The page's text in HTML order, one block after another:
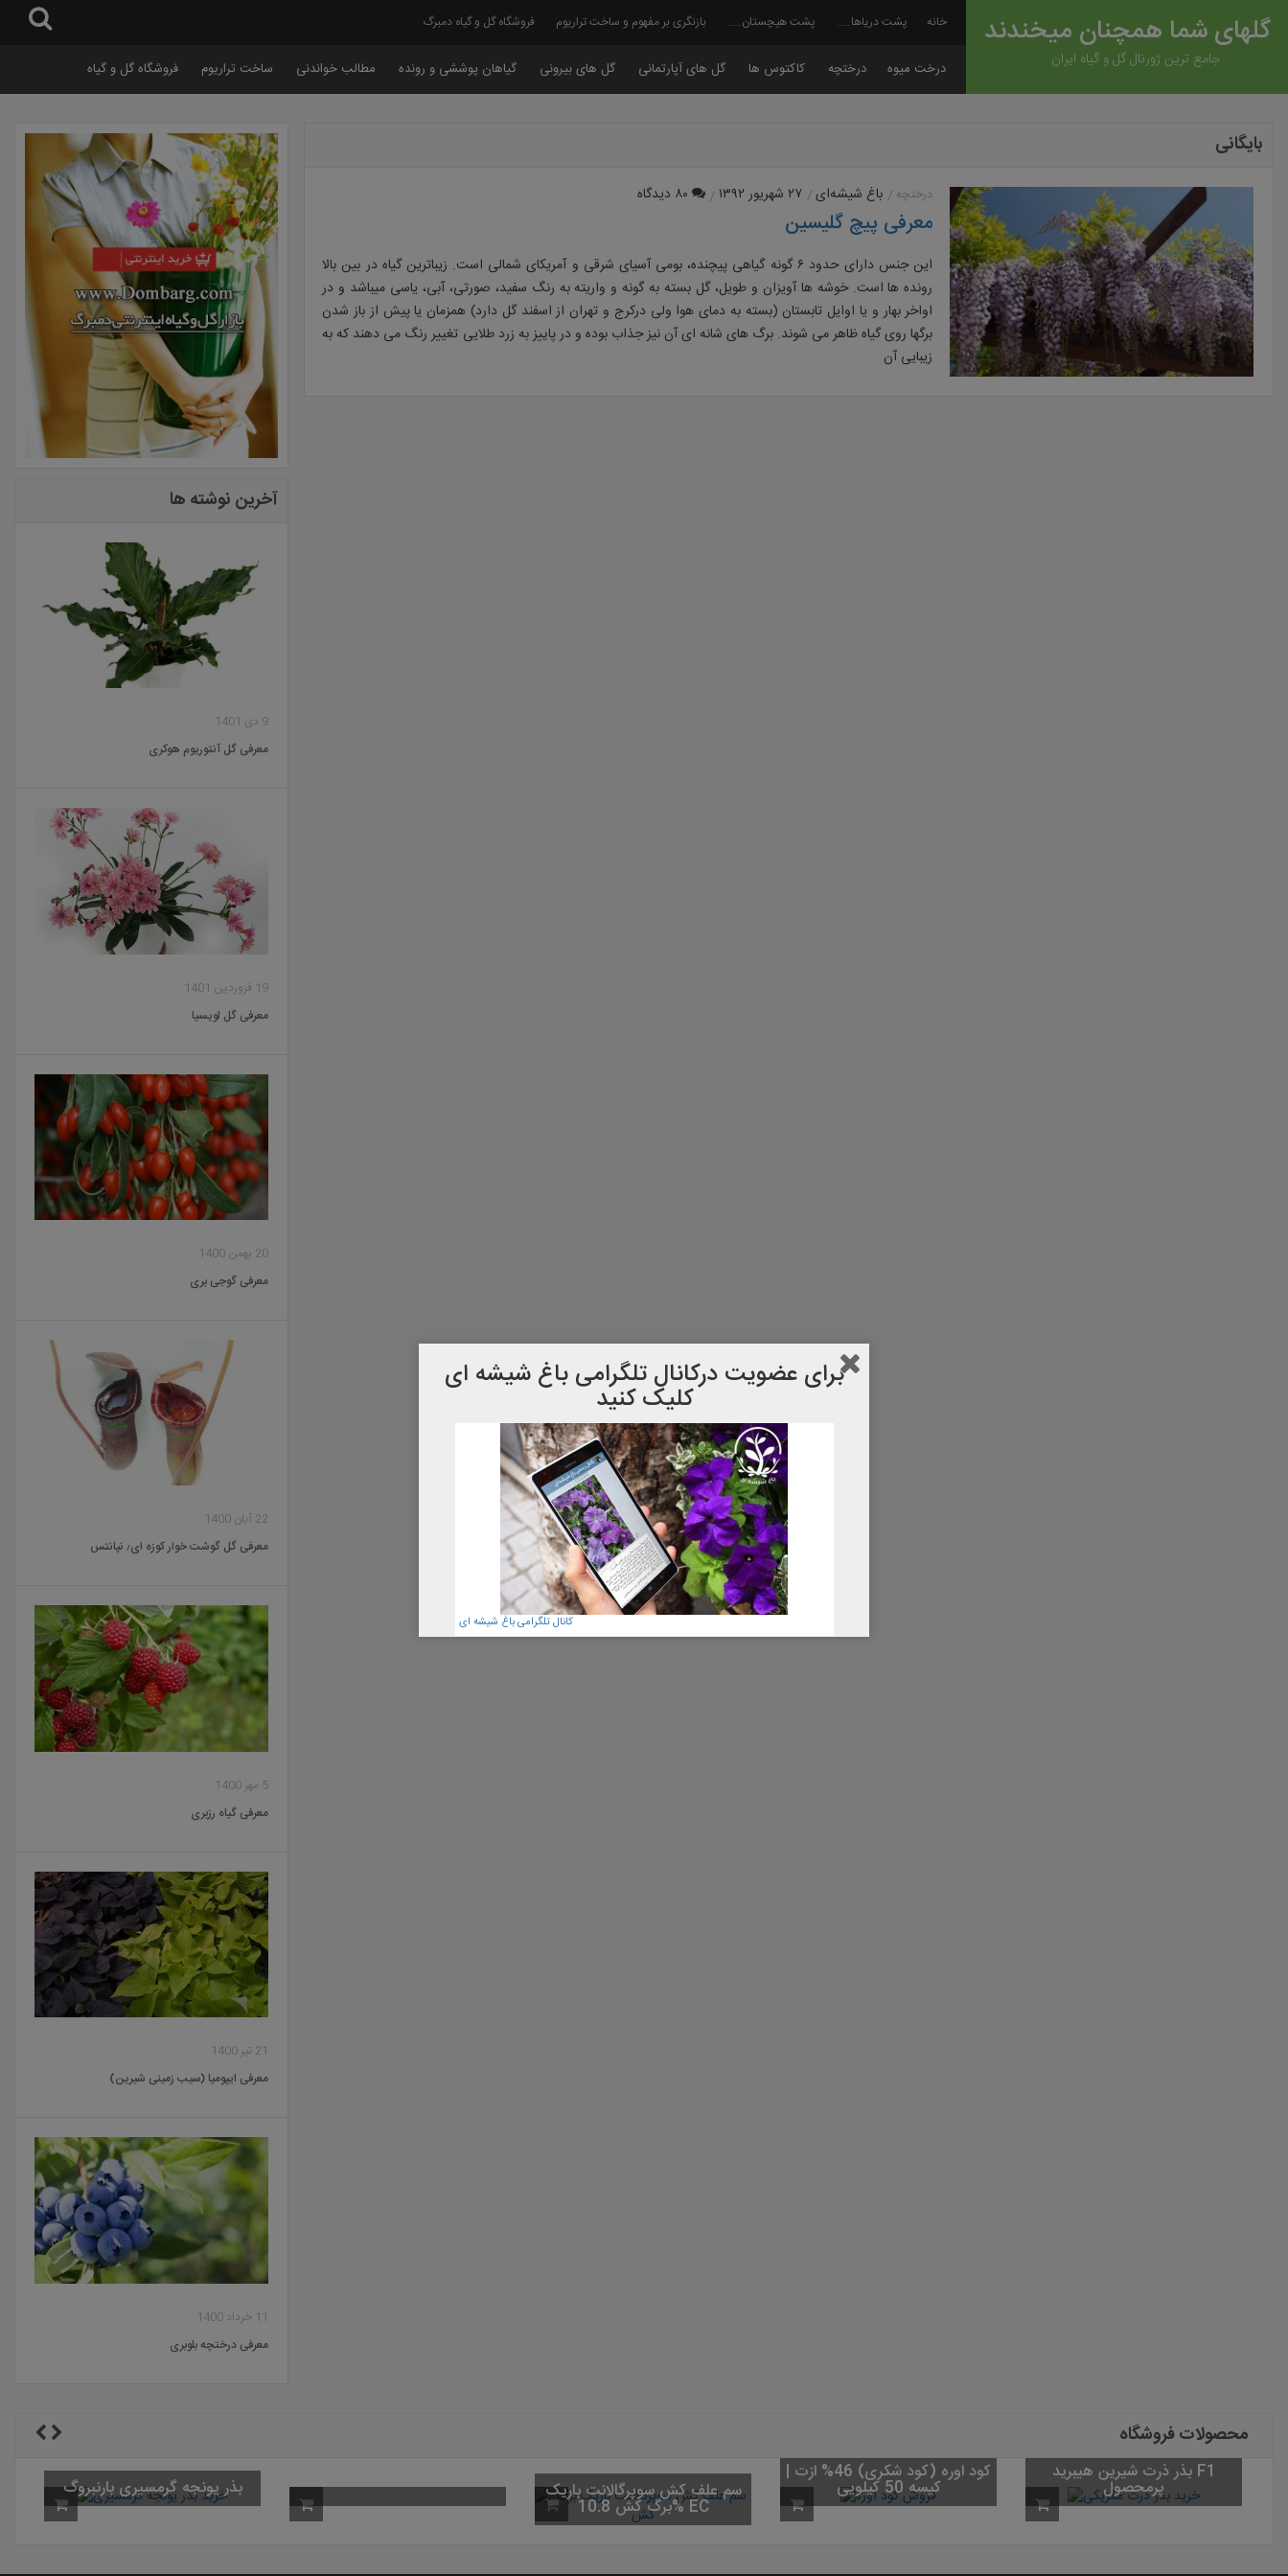
گلهای شما همچنان میخندند
جامع ترین ژورنال گل و گیاه ایران
خانه پشت دریاها….. پشت هیچستان….. بازنگری بر مفهوم و ساخت تراریوم فروشگاه گل و گیاه دمبرگ
درخت میوه درختچه کاکتوس ها گل های آپارتمانی گل های بیرونی گیاهان پوششی و رونده مطالب خواندنی ساخت تراریوم فروشگاه گل و گیاه
بایگانی
درختچه باغ شیشه‌ای ۲۷ شهریور ۱۳۹۲ ۸۰ دیدگاه
معرفی پیچ گلیسین
این جنس دارای حدود ۶ گونه گیاهی پیچنده، بومی آسیای شرقی و آمریکای شمالی است. زیباترین گیاه در بین بالا
رونده ها است. خوشه ها آویزان و طویل، گل بسته به گونه و واریته به رنگ سفید، صورتی، آبی، یاسی میباشد و در
اواخر بهار و یا اوایل تابستان (بسته به دمای هوا ولی درکرج و تهران از اسفند گل دارد) همزمان یا پیش از باز شدن
برگها روی گیاه ظاهر می شوند. برگ های شانه ای آن نیز جذاب بوده و در پاییز به زرد طلایی تغییر رنگ می دهند که به
زیبایی آن
آخرین نوشته ها
9 دی 1401
معرفی گل آنتوریوم هوکری
19 فروردین 1401
معرفی گل لویسیا
20 بهمن 1400
معرفی گوجی بری
22 آبان 1400
معرفی گل گوشت خوار کوزه ای٫ نپانتس
5 مهر 1400
معرفی گیاه رزبری
21 تیر 1400
معرفی ایپومیا (سیب زمینی شیرین)
11 خرداد 1400
معرفی درختچه بلوبری
محصولات فروشگاه
بذر یونجه گرمسیری بارنبروگ سم علف کش سوپرگالانت باریک
برگ کش 10.8% EC
کود اوره (کود شکری) 46% ازت |
کیسه 50 کیلویی
بذر ذرت شیرین هیبرید F1
پرمحصول
برای عضویت دركانال تلگرامی باغ شیشه ای
کلیک کنید
کانال تلگرامی باغ شیشه ای